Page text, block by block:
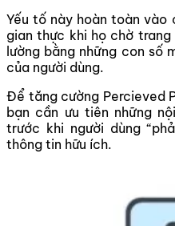
Yếu tố này hoàn toàn vào
gian thực khi họ chờ
lường bằng những con số
của người dùng.
Để tăng cường Percieved
bạn cần ưu tiên những
trước khi người dùng
thông tin hữu ích.